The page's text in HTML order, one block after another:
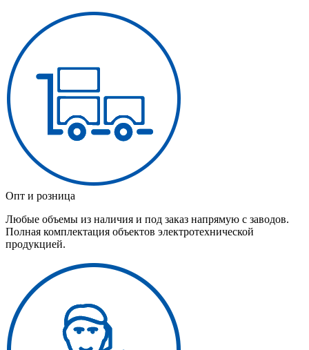
Опт и розница
Любые объемы из наличия и под заказ напрямую с заводов.
Полная комплектация объектов электротехнической
продукцией.